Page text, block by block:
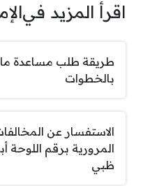
اقرأ المزيد في
طريقة طلب مساعدة
بالخطوات
الاستفسار عن
المرورية برقم اللوحة
ظبي